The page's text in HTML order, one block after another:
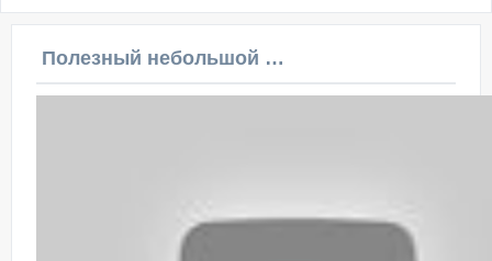
Полезный небольшой видеоурок по этой теме